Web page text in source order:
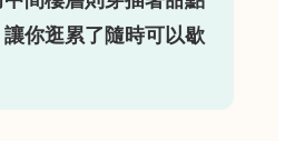
你逛累了隨時可以歇